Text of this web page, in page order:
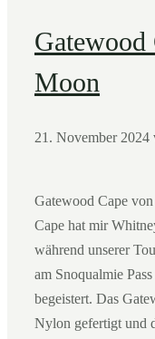
Gatewood
Moon
21. November 2024
Gatewood Cape
Cape hat mir
während unserer
am Snoqualmie
begeistert. Das
Nylon gefertigt und